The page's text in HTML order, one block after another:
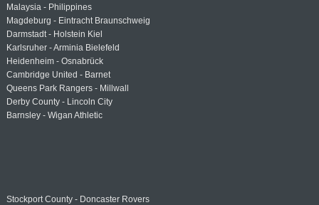
Malaysia - Philippines
Magdeburg - Eintracht Braunschweig
Darmstadt - Holstein Kiel
Karlsruher - Arminia Bielefeld
Heidenheim - Osnabrück
Cambridge United - Barnet
Queens Park Rangers - Millwall
Derby County - Lincoln City
Barnsley - Wigan Athletic
Stockport County - Doncaster Rovers